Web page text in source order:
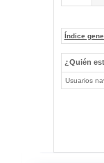
Índice
¿Quién
Usuarios